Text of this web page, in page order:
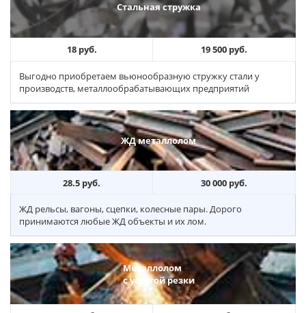
Стальная стружка
18 руб. 19 500 руб.
Выгодно приобретаем вьюнообразную стружку стали у
производств, металлообрабатывающих предприятий
ЖД металлолом
28.5 руб. 30 000 руб.
ЖД рельсы, вагоны, сцепки, колесные пары. Дорого
принимаются любые ЖД объекты и их лом.
Металлолом
с услугой резки